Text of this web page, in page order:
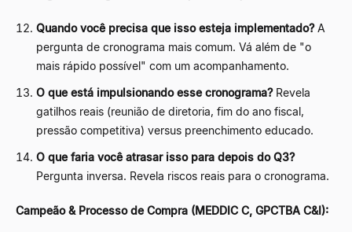
Quando você precisa que isso esteja implementado?A
pergunta de cronograma mais comum. Vá além de "o
mais rápido possível" com um acompanhamento.
O que está impulsionando esse cronograma?Revela
gatilhos reais (reunião de diretoria, fim do ano fiscal,
pressão competitiva) versus preenchimento educado.
O que faria você atrasar isso para depois do Q3?
Pergunta inversa. Revela riscos reais para o cronograma.
Campeão & Processo de Compra (MEDDIC C, GPCTBA C&I):